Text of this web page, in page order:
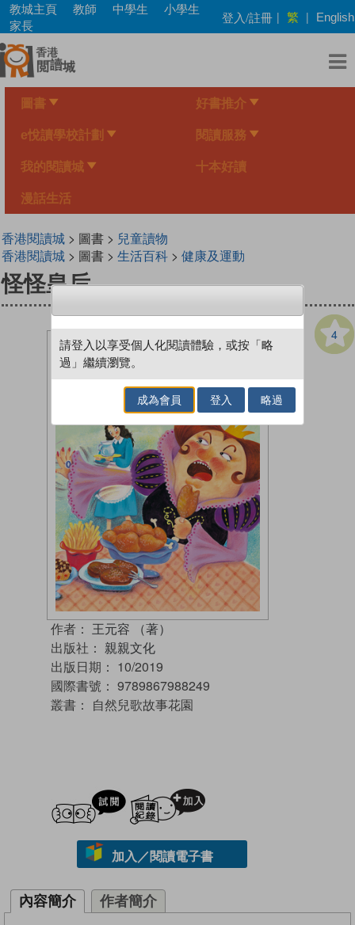
Skip
main
content
教城主頁 教師 中學生
小學生
家長
登入/註冊 | 繁 | English
圖書 好書推介
e悅讀學校計劃 閱讀服務
我的閱讀城 十本好讀
漫話生活
香港閱讀城> 圖書 > 兒童讀物
香港閱讀城> 圖書 > 生活百科> 健康及運動
怪怪皇后
4
作者： 王元容 （著）
出版社： 親親文化
出版日期： 10/2019
國際書號： 9789867988249
叢書： 自然兒歌故事花園
試閲
加入／閱讀電子書
內容簡介 作者簡介
請登入以享受個人化閱讀體驗，或按「略
過」繼續瀏覽。
成為會員 登入 略過